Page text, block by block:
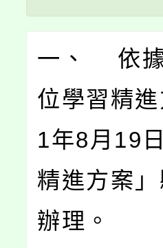
一、 依據
位學習精
1年8月19
精進方案
辦理。